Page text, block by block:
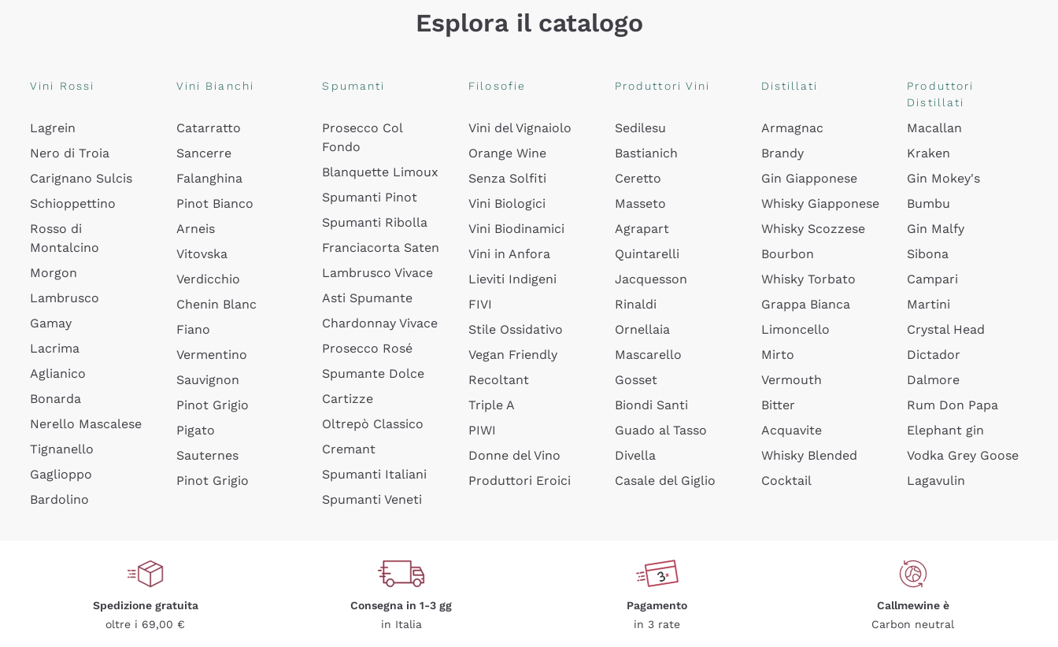
Esplora il catalogo
Vini Rossi
Lagrein
Nero di Troia
Carignano Sulcis
Schioppettino
Rosso di
Montalcino
Morgon
Lambrusco
Gamay
Lacrima
Aglianico
Bonarda
Nerello Mascalese
Tignanello
Gaglioppo
Bardolino
Vini Bianchi
Catarratto
Sancerre
Falanghina
Pinot Bianco
Arneis
Vitovska
Verdicchio
Chenin Blanc
Fiano
Vermentino
Sauvignon
Pinot Grigio
Pigato
Sauternes
Pinot Grigio
Spumanti
Prosecco Col
Fondo
Blanquette Limoux
Spumanti Pinot
Spumanti Ribolla
Franciacorta Saten
Lambrusco Vivace
Asti Spumante
Chardonnay Vivace
Prosecco Rosé
Spumante Dolce
Cartizze
Oltrepò Classico
Cremant
Spumanti Italiani
Spumanti Veneti
Filosofie
Vini del Vignaiolo
Orange Wine
Senza Solfiti
Vini Biologici
Vini Biodinamici
Vini in Anfora
Lieviti Indigeni
FIVI
Stile Ossidativo
Vegan Friendly
Recoltant
Triple A
PIWI
Donne del Vino
Produttori Eroici
Produttori Vini
Sedilesu
Bastianich
Ceretto
Masseto
Agrapart
Quintarelli
Jacquesson
Rinaldi
Ornellaia
Mascarello
Gosset
Biondi Santi
Guado al Tasso
Divella
Casale del Giglio
Distillati
Armagnac
Brandy
Gin Giapponese
Whisky Giapponese
Whisky Scozzese
Bourbon
Whisky Torbato
Grappa Bianca
Limoncello
Mirto
Vermouth
Bitter
Acquavite
Whisky Blended
Cocktail
Produttori
Distillati
Macallan
Kraken
Gin Mokey's
Bumbu
Gin Malfy
Sibona
Campari
Martini
Crystal Head
Dictador
Dalmore
Rum Don Papa
Elephant gin
Vodka Grey Goose
Lagavulin
Spedizione gratuita
oltre i 69,00 €
Consegna in 1-3 gg
in Italia
Pagamento
in 3 rate
Callmewine è
Carbon neutral